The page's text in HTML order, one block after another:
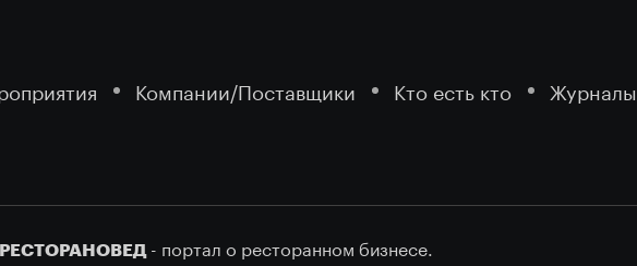
Компании/Поставщики Кто есть кто Журналы
РЕСТОРАНОВЕД- портал о ресторанном бизнесе.